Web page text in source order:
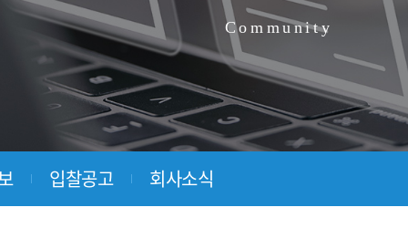
연혁
길
건설업
전기안전관리
정보통신공사업
신재생에너지사업
해외사업
Community
입찰공고 회사소식